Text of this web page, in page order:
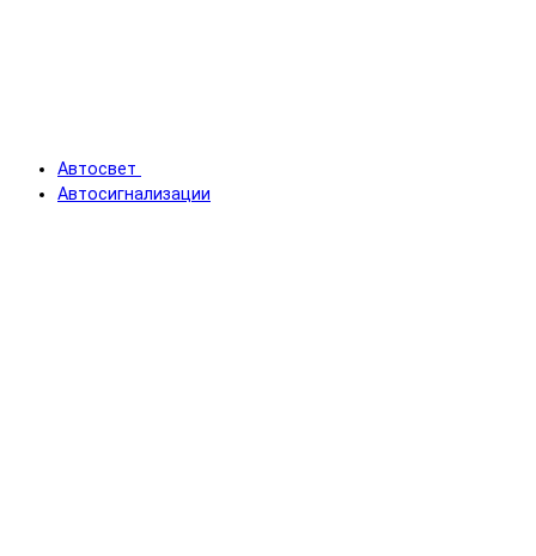
Автосвет
Автосигнализации